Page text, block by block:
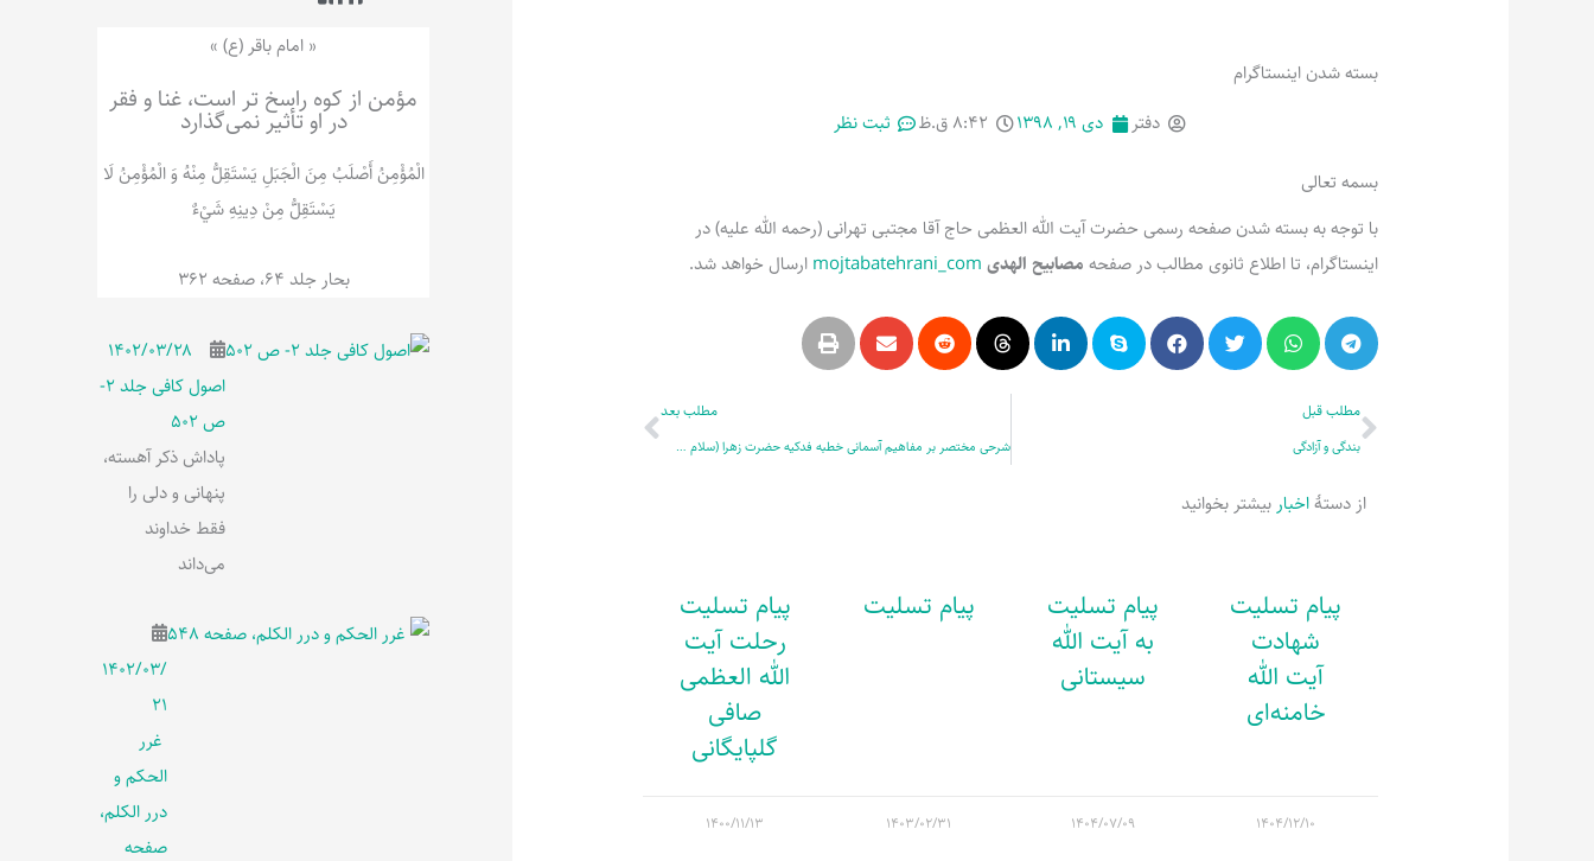
ه
بسته شدن اینستاگرام
دفتر
دی ۱۹, ۱۳۹۸ ۸:۴۲ ق.ظ ثبت نظر
بسمه تعالی
با توجه به بسته شدن صفحه رسمی حضرت آیت الله العظمی حاج آقا مجتبی تهرانی (رحمه الله علیه) در
اینستاگرام، تا اطلاع ثانوی مطالب در صفحه مصابیح الهدی mojtabatehrani_com ارسال خواهد شد.
قبلی
مطلب قبل
بندگی و آزادگی
مطلب بعد
شرحی مختصر بر مفاهیم آسمانی خطبه فدکیه حضرت زهرا (سلام الله علیها)
بعدی
از دستۀاخبار بیشتر بخوانید
پیام تسلیت
شهادت
آیت الله
خامنه‌ای
۱۴۰۴/۱۲/۱۰
پیام تسلیت
به آیت الله
سیستانی
۱۴۰۴/۰۷/۰۹
پیام تسلیت
۱۴۰۳/۰۲/۳۱
پیام تسلیت
رحلت آیت
الله العظمی
صافی
گلپایگانی
۱۴۰۰/۱۱/۱۳
« امام باقر (ع) »
مؤمن از کوه راسخ تر است، غنا و فقر
در او تأثیر نمی‌گذارد
الْمُؤْمِنُ‌ أَصْلَبُ‌ مِنَ‌ الْجَبَلِ‌ یَسْتَقِلُّ مِنْهُ وَ الْمُؤْمِنُ لَا
يَسْتَقِلُّ مِنْ دِينِهِ شَيْ‌ءٌ
بحار جلد 64، صفحه 362
۱۴۰۲/۰۳/۲۸
اصول کافی جلد 2-
ص 502
پاداش ذکر آهسته،
پنهانی و دلی را
فقط خداوند
می‌داند
۱۴۰۲/۰۳/
۲۱
غرر
الحکم و
درر الکلم،
صفحه